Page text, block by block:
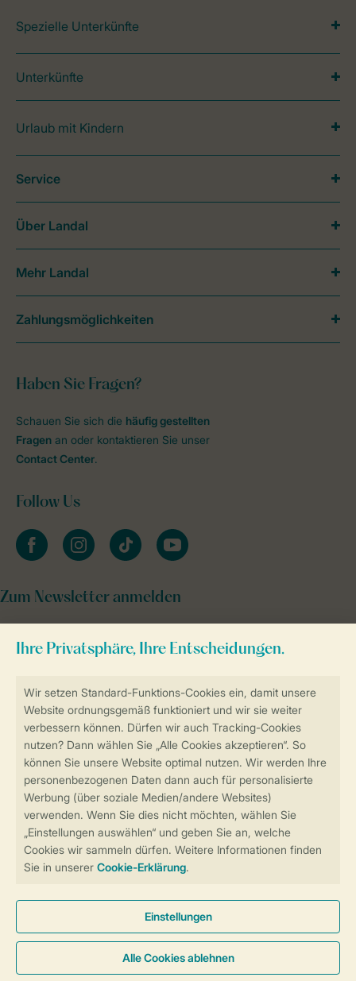
Sicherstellung Deiner Privatsphäre
Sicher und schnell zur Online-Buchung
Sichere Datenübertragung
Sicheres Bezahlen
Spezielle Unterkünfte
Unterkünfte
Urlaub mit Kindern
Haben Sie Fragen?
Schauen Sie sich die häufig gestellten
Fragen an oder kontaktieren Sie unser
Contact Center.
Follow Us
facebookinstagramtiktok youtube
Zum Newsletter anmelden
Service
Über Landal
Mehr Landal
Zahlungsmöglichkeiten
Cookies und Banner
Barrierefreiheit